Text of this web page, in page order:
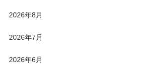
2026年8月
2026年7月
2026年6月